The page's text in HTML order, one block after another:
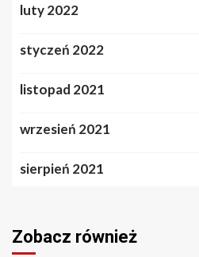
luty 2022
styczeń 2022
listopad 2021
wrzesień 2021
sierpień 2021
Zobacz również